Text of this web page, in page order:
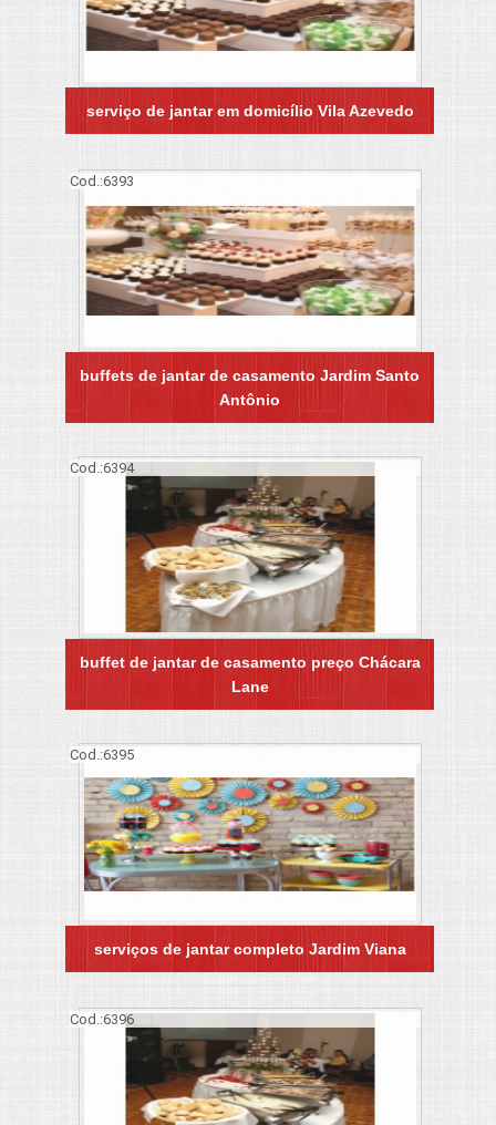
serviço de jantar em domicílio Vila Azevedo
Cod.:6393
buffets de jantar de casamento Jardim Santo
Antônio
Cod.:6394
buffet de jantar de casamento preço Chácara
Lane
Cod.:6395
serviços de jantar completo Jardim Viana
Cod.:6396